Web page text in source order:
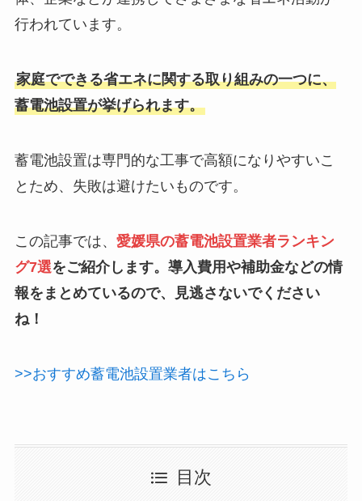
行われています。
家庭でできる省エネに関する取り組みの一つに、
蓄電池設置が挙げられます。
蓄電池設置は専門的な工事で高額になりやすいこ
とため、失敗は避けたいものです。
この記事では、 愛媛県の蓄電池設置業者ランキン
グ7選をご紹介します。導入費用や補助金などの情
報をまとめているので、見逃さないでください
ね！
>>おすすめ蓄電池設置業者はこちら
目次